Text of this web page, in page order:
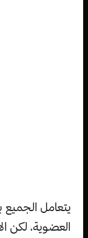
يتعامل
العضوية، لكن